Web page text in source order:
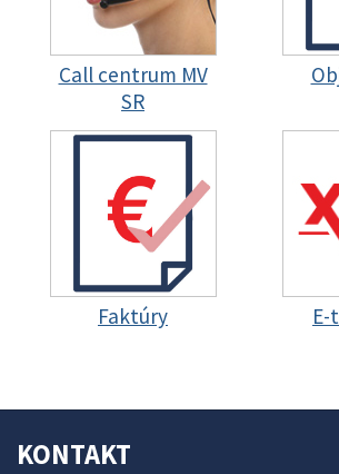
Call centrum MV
SR
Faktúry
KONTAKT